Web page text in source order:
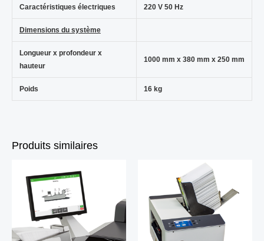
Caractéristiques électriques 220 V 50 Hz
Dimensions du système
Longueur x profondeur x
hauteur
1000 mm x 380 mm x 250 mm
Poids 16 kg
Produits similaires